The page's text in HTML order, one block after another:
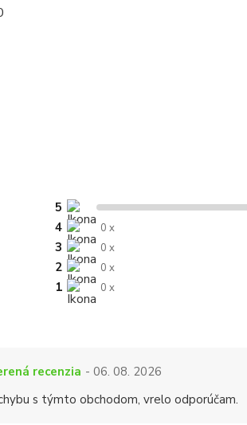
5
4
0 x
3 0 x
2 0 x
1 0 x
recenzia - 06. 08. 2026
s týmto obchodom, vrelo odporúčam.